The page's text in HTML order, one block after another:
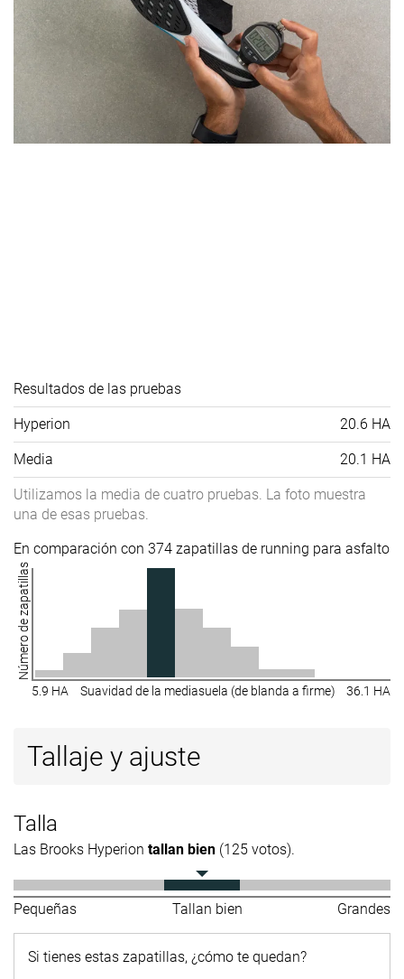
Resultados de las pruebas
Hyperion 20.6 HA
Media 20.1 HA
Utilizamos la media de cuatro pruebas. La foto muestra
una de esas pruebas.
En comparación con 374 zapatillas de running para asfalto
Número de zapatillas
5.9 HA Suavidad de la mediasuela (de blanda a firme) 36.1 HA
Tallaje y ajuste
Talla
Las Brooks Hyperion tallan bien (125 votos).
Pequeñas Tallan bien Grandes
Si tienes estas zapatillas, ¿cómo te quedan?